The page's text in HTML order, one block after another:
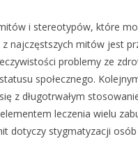
i stereotypów, które
z najczęstszych mitów jest
problemy ze
społecznego.
z długotrwałym
leczenia wielu
dotyczy stygmatyzacji